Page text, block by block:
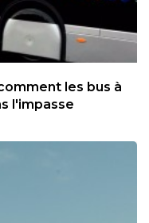
les bus à
l'impasse